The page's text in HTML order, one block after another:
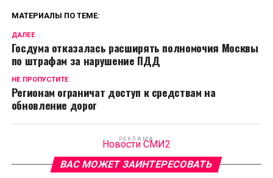
МАТЕРИАЛЫ ПО ТЕМЕ:
ДАЛЕЕ
Госдума отказалась расширять полномочия Москвы
по штрафам за нарушение ПДД
НЕ ПРОПУСТИТЕ
Регионам ограничат доступ к средствам на
обновление дорог
РЕКЛАМА
Новости СМИ2
ВАС МОЖЕТ ЗАИНТЕРЕСОВАТЬ